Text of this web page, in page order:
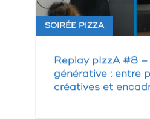
SOIRÉE PIZZA
Replay pIzzA #8 –
générative : entre
créatives et